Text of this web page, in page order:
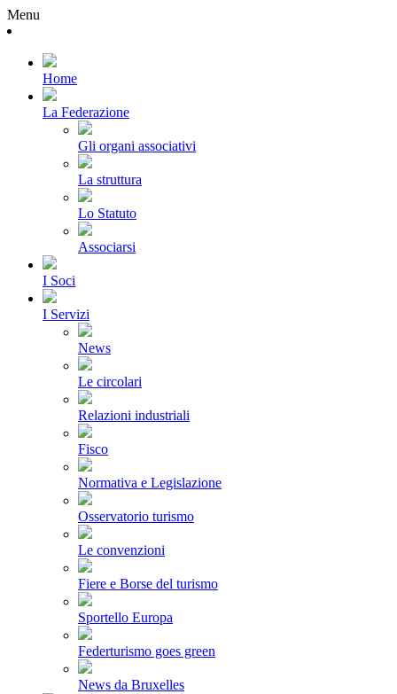
Menu
Home
La Federazione
Gli organi associativi
La struttura
Lo Statuto
Associarsi
I Soci
I Servizi
News
Le circolari
Relazioni industriali
Fisco
Normativa e Legislazione
Osservatorio turismo
Le convenzioni
Fiere e Borse del turismo
Sportello Europa
Federturismo goes green
News da Bruxelles